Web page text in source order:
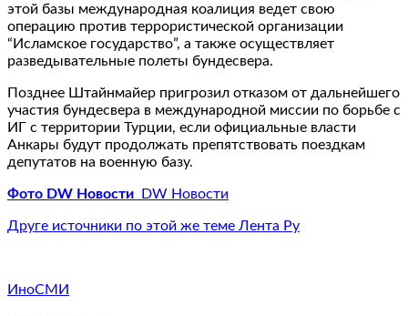
этой базы международная коалиция ведет свою
операцию против террористической организации
“Исламское государство”, а также осуществляет
разведывательные полеты бундесвера.
Позднее Штайнмайер пригрозил отказом от дальнейшего
участия бундесвера в международной миссии по борьбе с
ИГ с территории Турции, если официальные власти
Анкары будут продолжать препятствовать поездкам
депутатов на военную базу.
Фото DW Новости DW Новости
Друге источники по этой же теме Лента Ру
ИноСМИ